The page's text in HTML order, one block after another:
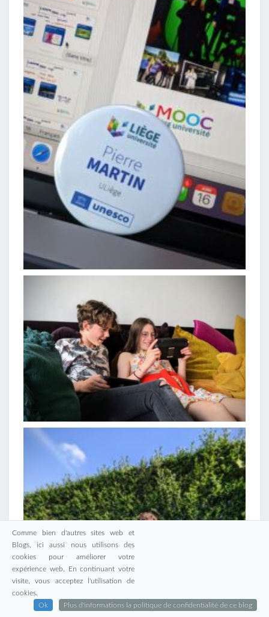
Comme bien d'autres sites web et
Blogs, ici aussi nous utilisons des
cookies pour améliorer votre
expérience web. En continuant votre
visite, vous acceptez l'utilisation de
cookies.
Ok
Plus d'informations la politique de confidentialité de ce blog